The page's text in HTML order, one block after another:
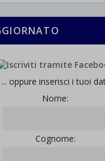
... oppure inserisci i tuoi
Nome:
Cognome: